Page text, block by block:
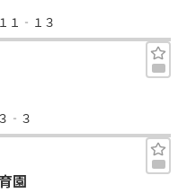
１‐１３
‐３
園